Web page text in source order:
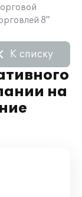
8"
на
К списку